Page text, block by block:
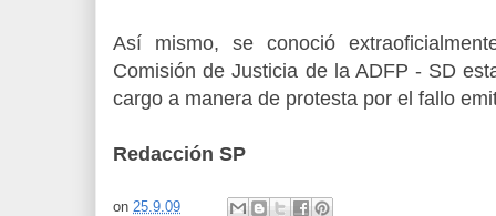
Así mismo, se conoció
Comisión de Justicia de la ADFP - SD
cargo a manera de protesta por el fallo
Redacción SP
on 25.9.09